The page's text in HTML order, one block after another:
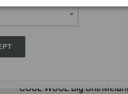
COOL WOOL Big Uni/